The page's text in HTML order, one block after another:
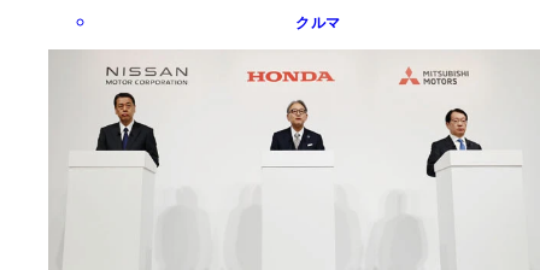
クルマ